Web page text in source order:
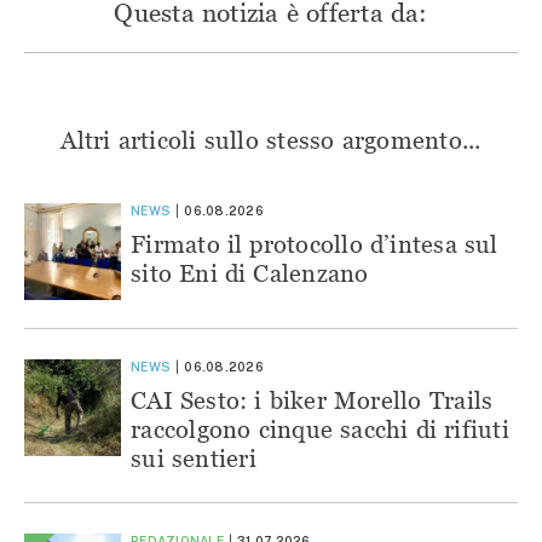
Questa notizia è offerta da:
Altri articoli sullo stesso argomento...
NEWS 06.08.2026
Firmato il protocollo d’intesa sul
sito Eni di Calenzano
NEWS 06.08.2026
CAI Sesto: i biker Morello Trails
raccolgono cinque sacchi di rifiuti
sui sentieri